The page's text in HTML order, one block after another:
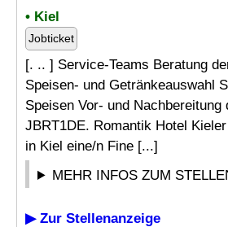
• Kiel
Jobticket
[. .. ] Service-Teams Beratung
Speisen- und Getränkeauswahl
Speisen Vor- und Nachbereitung
JBRT1DE. Romantik Hotel
in Kiel eine/n Fine [...]
MEHR INFOS ZUM
▶ Zur Stellenanzeige